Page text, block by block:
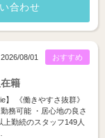
合わせ
おすすめ
08/01
籍
】 《働きやすさ抜群》
務可能 ・居心地の良さ
勤続のスタッフ149人